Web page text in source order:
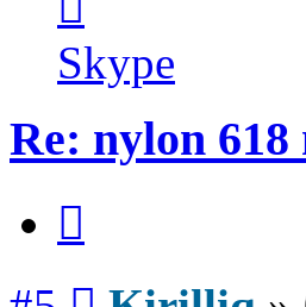
пользователя
Kirilliq
Skype
Re: nylon 618